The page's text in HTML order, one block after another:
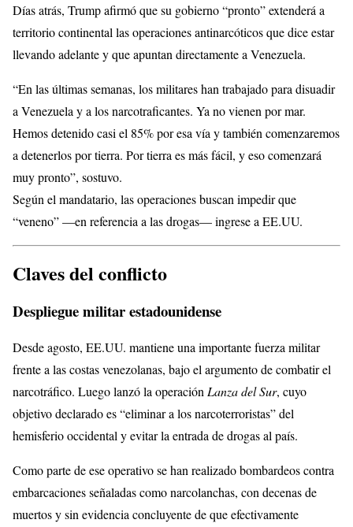
Días atrás, Trump afirmó que su gobierno “pronto” extenderá a
territorio continental las operaciones antinarcóticos que dice estar
llevando adelante y que apuntan directamente a Venezuela.
“En las últimas semanas, los militares han trabajado para disuadir
a Venezuela y a los narcotraficantes. Ya no vienen por mar.
Hemos detenido casi el 85% por esa vía y también comenzaremos
a detenerlos por tierra. Por tierra es más fácil, y eso comenzará
muy pronto”, sostuvo.
Según el mandatario, las operaciones buscan impedir que
“veneno” —en referencia a las drogas— ingrese a EE.UU.
Claves del conflicto
Despliegue militar estadounidense
Desde agosto, EE.UU. mantiene una importante fuerza militar
frente a las costas venezolanas, bajo el argumento de combatir el
narcotráfico. Luego lanzó la operaciónLanza del Sur, cuyo
objetivo declarado es “eliminar a los narcoterroristas” del
hemisferio occidental y evitar la entrada de drogas al país.
Como parte de ese operativo se han realizado bombardeos contra
embarcaciones señaladas como narcolanchas, con decenas de
muertos y sin evidencia concluyente de que efectivamente